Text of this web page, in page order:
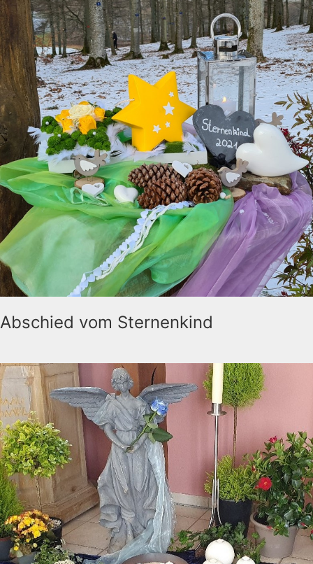
Abschied vom Sternenkind